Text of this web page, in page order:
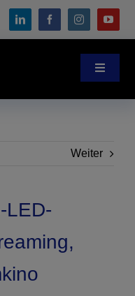
Toggle
Weiter
LED-